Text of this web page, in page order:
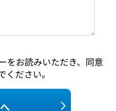
をお読みいただき、同意
ください。